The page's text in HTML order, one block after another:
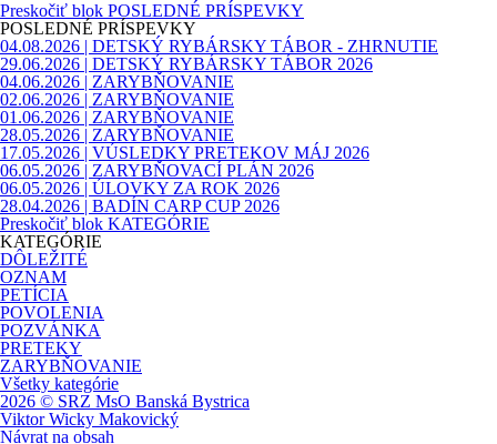
Preskočiť blok POSLEDNÉ PRÍSPEVKY
POSLEDNÉ PRÍSPEVKY
04.08.2026 | DETSKÝ RYBÁRSKY TÁBOR - ZHRNUTIE
29.06.2026 | DETSKÝ RYBÁRSKY TÁBOR 2026
04.06.2026 | ZARYBŇOVANIE
02.06.2026 | ZARYBŇOVANIE
01.06.2026 | ZARYBŇOVANIE
28.05.2026 | ZARYBŇOVANIE
17.05.2026 | VÚSLEDKY PRETEKOV MÁJ 2026
06.05.2026 | ZARYBŇOVACÍ PLÁN 2026
06.05.2026 | ÚLOVKY ZA ROK 2026
28.04.2026 | BADÍN CARP CUP 2026
Preskočiť blok KATEGÓRIE
KATEGÓRIE
DÔLEŽITÉ
OZNAM
PETÍCIA
POVOLENIA
POZVÁNKA
PRETEKY
ZARYBŇOVANIE
Všetky kategórie
2026 © SRZ MsO Banská Bystrica
Viktor Wicky Makovický
Návrat na obsah